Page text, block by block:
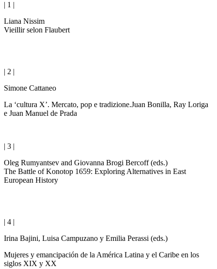
| 1 |
Liana Nissim
Vieillir selon Flaubert
| 2 |
Simone Cattaneo
La ‘cultura X’. Mercato, pop e tradizione.Juan Bonilla, Ray Loriga
e Juan Manuel de Prada
| 3 |
Oleg Rumyantsev and Giovanna Brogi Bercoff (eds.)
The Battle of Konotop 1659: Exploring Alternatives in East
European History
| 4 |
Irina Bajini, Luisa Campuzano y Emilia Perassi (eds.)
Mujeres y emancipación de la América Latina y el Caribe en los
siglos XIX y XX